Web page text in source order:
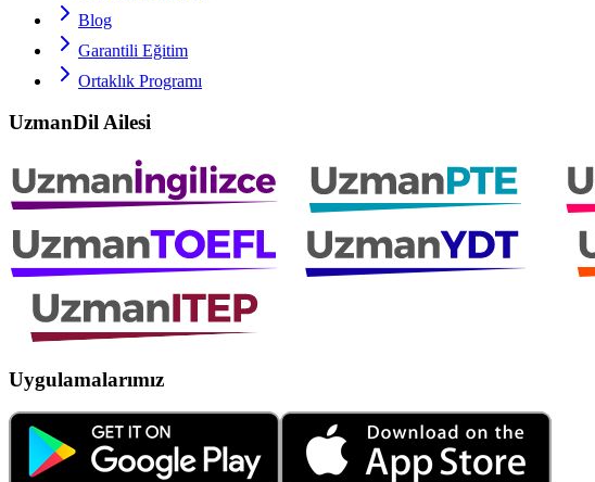
Blog
Garantili Eğitim
Ortaklık Programı
UzmanDil Ailesi
Uygulamalarımız